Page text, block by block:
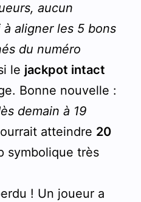
aucun
à aligner les 5 bons
du numéro
le jackpot intact
Bonne nouvelle :
demain à 19
atteindre 20
symbolique très
! Un joueur a